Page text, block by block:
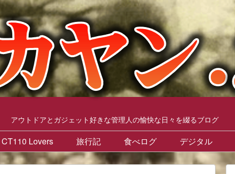
アウトドアとガジェット好きな管理人の愉快な日々を綴るブログ
CT110 Lovers 旅行記 食べログ デジタル